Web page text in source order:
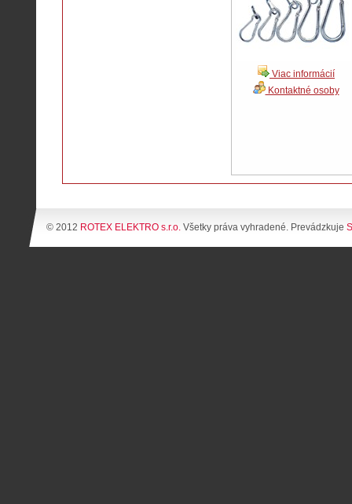
Viac informácií
Kontaktné osoby
© 2012 ROTEX ELEKTRO s.r.o. Všetky práva vyhradené. Prevádzkuje